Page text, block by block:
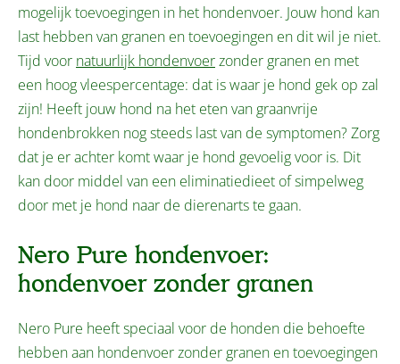
mogelijk toevoegingen in het hondenvoer. Jouw hond kan
last hebben van granen en toevoegingen en dit wil je niet.
Tijd voor natuurlijk hondenvoerzonder granen en met
een hoog vleespercentage: dat is waar je hond gek op zal
zijn! Heeft jouw hond na het eten van graanvrije
hondenbrokken nog steeds last van de symptomen? Zorg
dat je er achter komt waar je hond gevoelig voor is. Dit
kan door middel van een eliminatiedieet of simpelweg
door met je hond naar de dierenarts te gaan.
Nero Pure hondenvoer:
hondenvoer zonder granen
Nero Pure heeft speciaal voor de honden die behoefte
hebben aan hondenvoer zonder granen en toevoegingen